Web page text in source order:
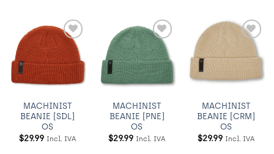
Añadir
a
Wishlist
MACHINIST
BEANIE [SDL]
OS
$29.99 Incl. IVA
Añadir
a
Wishlist
MACHINIST
BEANIE [PNE]
OS
$29.99 Incl. IVA
Añadir
a
Wishlist
MACHINIST
BEANIE [CRM]
OS
$29.99 Incl. IVA